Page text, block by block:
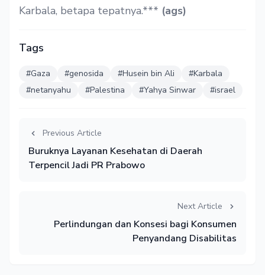
Karbala, betapa tepatnya.*** (ags)
Tags
#Gaza #genosida #Husein bin Ali
#Karbala
#netanyahu
#Palestina #Yahya Sinwar #israel
Previous Article
Buruknya Layanan Kesehatan di Daerah
Terpencil Jadi PR Prabowo
Next Article
Perlindungan dan Konsesi bagi Konsumen
Penyandang Disabilitas